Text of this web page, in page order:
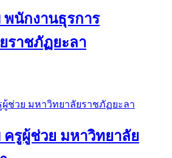
นักงานธุรการ
ราชภัฏยะลา
รูผู้ช่วย มหาวิทยาลัย